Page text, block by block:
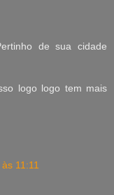
de sua cidade
logo logo tem mais
11:11